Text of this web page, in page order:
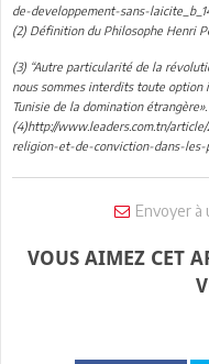
de-developpement-sans-
(2) Définition du Philosophe Henri
(3) “Autre particularité de la
nous sommes interdits toute option
Tunisie de la domination étrangère».
(4)http://www.leaders.com.tn/
religion-et-de-conviction-dans-
Envoyer à
VOUS AIMEZ CET